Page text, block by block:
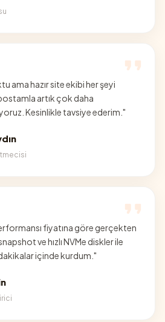
ama hazır site ekibi her şeyi
artık çok daha
Kesinlikle tavsiye ederim. "
fiyatına göre gerçekten
ve hızlı NVMe diskler ile
içinde kurdum. "